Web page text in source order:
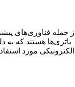
باتری‌ها هستند که به
الکترونیکی مورد